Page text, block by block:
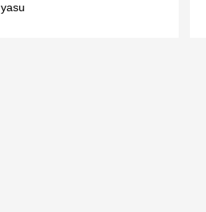
yasu